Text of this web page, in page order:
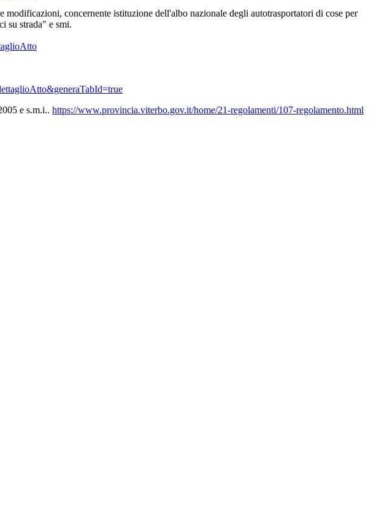
concernente istituzione dell'albo nazionale degli autotrasportatori di cose per
su strada" e smi.
e s.m.i.. https://www.provincia.viterbo.gov.it/home/21-regolamenti/107-regolamento.html